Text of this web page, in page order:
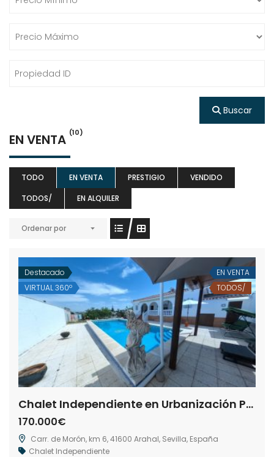
Buscar
EN VENTA (10)
TODO EN VENTA PRESTIGIO
VENDIDO
TODOS/
EN ALQUILER
Ordenar por
Destacado
VIRTUAL 360º
EN VENTA
TODOS/
Chalet Independiente en Urbanización Pago Redondo
170.000€
Carr. de Morón, km 6, 41600 Arahal, Sevilla, España
Chalet Independiente